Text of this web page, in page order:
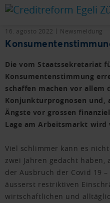
16. agosto 2022 Newsmeldung
Die vom Staatssekretariat
Konsumentenstimmung
schaffen machen vor allem
Konjunkturprognosen und,
Ängste vor grossen
Lage am Arbeitsmarkt
Viel schlimmer kann es
zwei Jahren gedacht
der Ausbruch der Covid 19
äusserst restriktiven
wirtschaftlichen und